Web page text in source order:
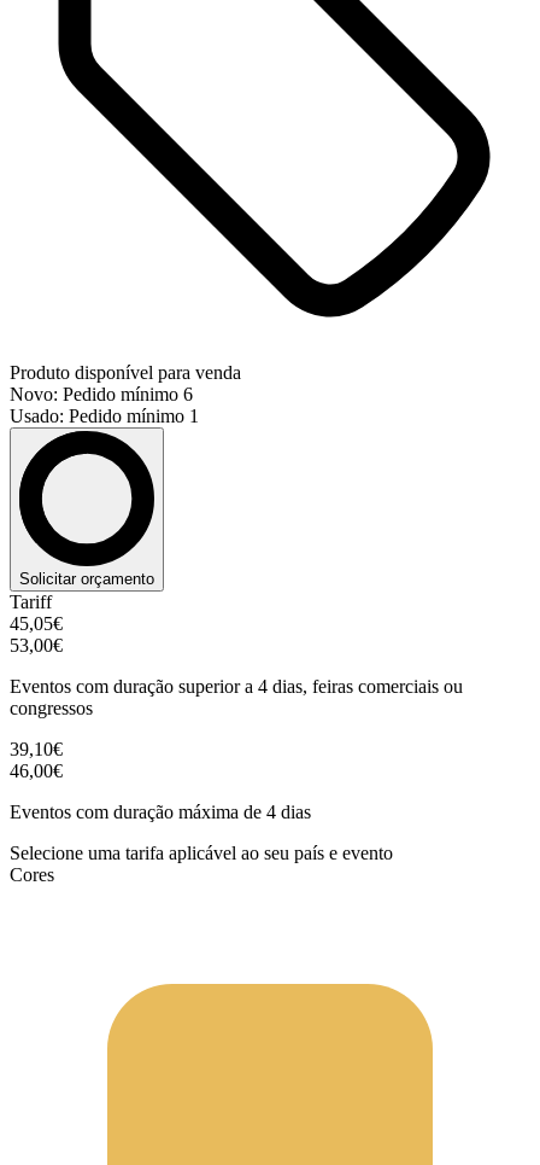
Produto disponível para venda
Novo: Pedido mínimo 6
Usado: Pedido mínimo 1
Solicitar orçamento
Tariff
45,05€
53,00€
Eventos com duração superior a 4 dias, feiras comerciais ou
congressos
39,10€
46,00€
Eventos com duração máxima de 4 dias
Selecione uma tarifa aplicável ao seu país e evento
Cores